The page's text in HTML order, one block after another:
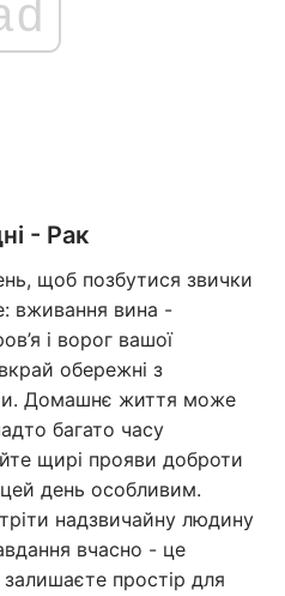
- Рак
щоб позбутися звички
вживання вина -
і ворог вашої
обережні з
Домашнє життя може
багато часу
щирі прояви доброти
день особливим.
надзвичайну людину
вчасно - це
простір для